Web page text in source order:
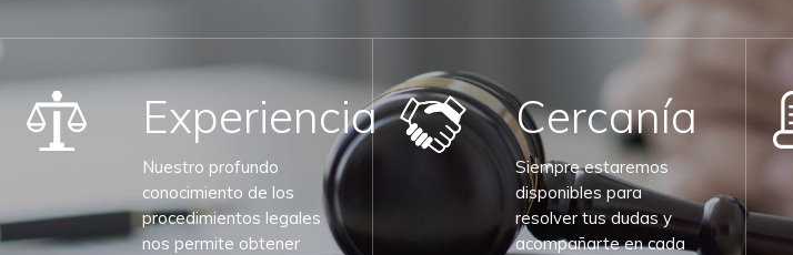
Experiencia
Nuestro profundo
conocimiento de los
procedimientos legales
nos permite obtener
Cercanía
Siempre estaremos
disponibles para
resolver tus dudas y
acompañarte en cada